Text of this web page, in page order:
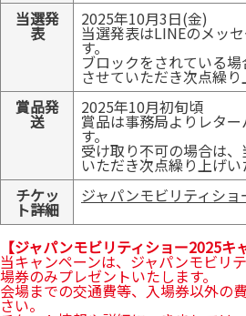
当選発
表
2025年10月3日(金)
当選発表はLINEのメッ
す。
ブロックをされている
させていただき次点繰
賞品発
送
2025年10月初旬頃
賞品は事務局よりレタ
す。
受け取り不可の場合は
いただき次点繰り上げい
チケッ
ト詳細
ジャパンモビリティシ
【ジャパンモビリティショー2025キ
当キャンペーンは、ジャパンモビリ
場券のみプレゼントいたします。
会場までの交通費等、入場券以外の
さい。